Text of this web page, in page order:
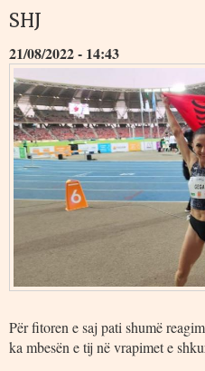
SHJ
21/08/2022 - 14:43
Për fitoren e saj pati shumë
ka mbesën e tij në vrapimet e